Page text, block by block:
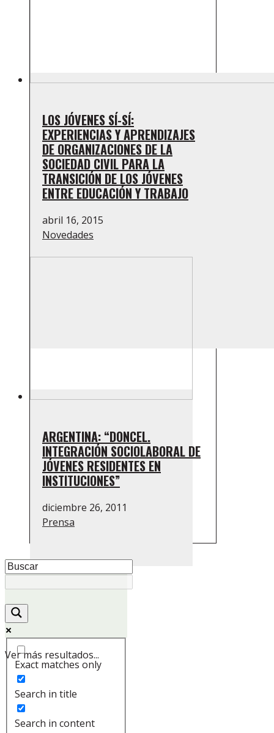
LOS JÓVENES SÍ-SÍ:
EXPERIENCIAS Y APRENDIZAJES
DE ORGANIZACIONES DE LA
SOCIEDAD CIVIL PARA LA
TRANSICIÓN DE LOS JÓVENES
ENTRE EDUCACIÓN Y TRABAJO
abril 16, 2015
Novedades
ARGENTINA: “DONCEL.
INTEGRACIÓN SOCIOLABORAL DE
JÓVENES RESIDENTES EN
INSTITUCIONES”
diciembre 26, 2011
Prensa
Ver más resultados...
Exact matches only
Search in title
Search in content